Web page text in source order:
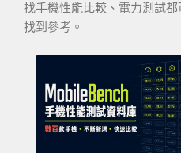
找手機性能比較、電力測試都
找到參考。